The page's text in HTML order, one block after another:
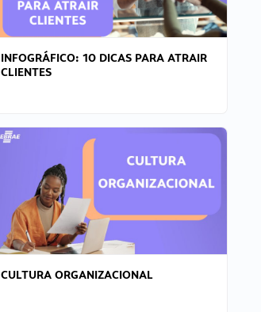
INFOGRÁFICO: 10 DICAS PARA ATRAIR
CLIENTES
CULTURA ORGANIZACIONAL